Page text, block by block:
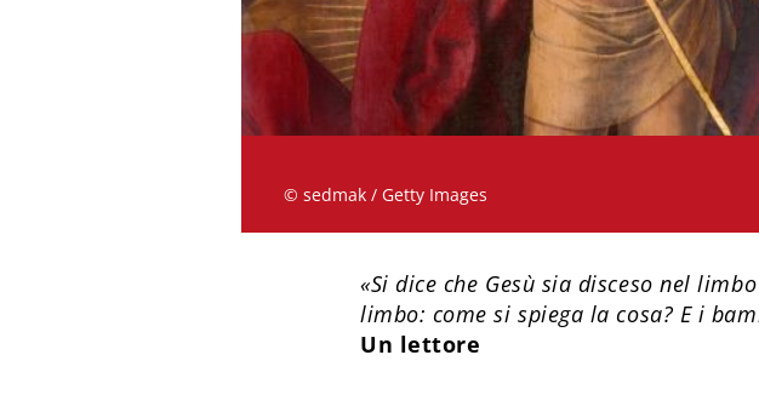
© sedmak / Getty Images
«Si dice che Gesù sia disceso nel
limbo: come si spiega la cosa? E i
Un lettore